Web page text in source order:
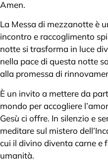
Amen.
La Messa di mezzanotte è
incontro e raccoglimento
notte si trasforma in luce
nella pace di questa notte
alla promessa di
È un invito a mettere da
mondo per accogliere
Gesù ci offre. In silenzio e
meditare sul mistero
cui il divino diventa carne e
umanità.